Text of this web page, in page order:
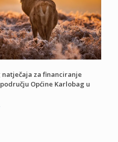
natječaja za financiranje
Općine Karlobag u